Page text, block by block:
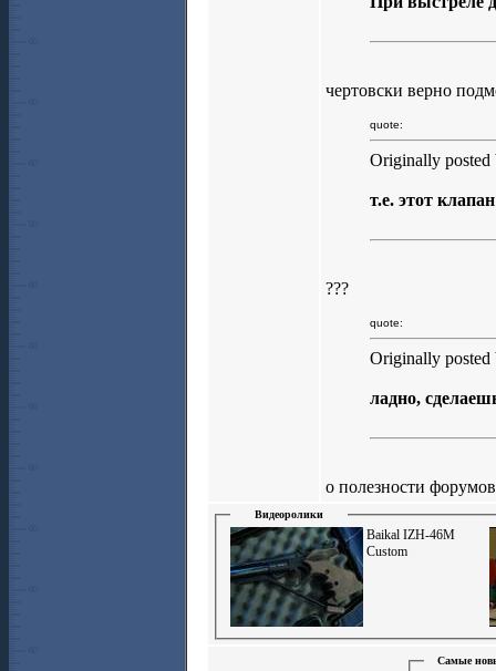
чертовски верно
quote:
Originally
т.е. этот
???
quote:
Originally
ладно,
о полезности форумов
Видеоролики
Baikal IZH-46M
Custom
Самые